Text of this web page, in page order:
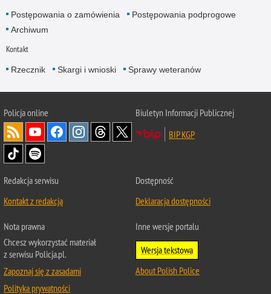
Postępowania o zamówienia
Postępowania podprogowe
Archiwum
Kontakt
Rzecznik Skargi i wnioski Sprawy weteranów
Policjaonline
Biuletyn Informacji Publicznej
BIP KGP
Redakcja serwisu
Kontakt z redakcją
Dostępność
Deklaracja dostępności
Nota prawna
Chcesz wykorzystać materiał
z serwisu Policja.pl.
Zapoznaj się z zasadami
Polityka prywatności
Inne wersje portalu
Wersja tekstowa
About Polish Police